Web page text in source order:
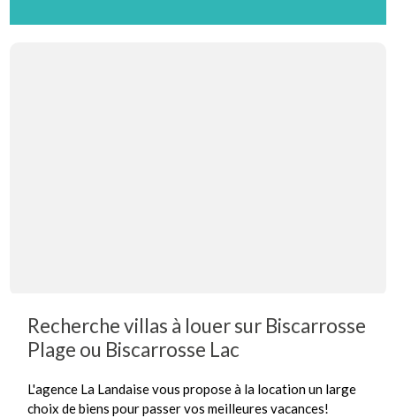
Recherche villas à louer sur Biscarrosse
Plage ou Biscarrosse Lac
L'agence La Landaise vous propose à la location un large
choix de biens pour passer vos meilleures vacances!